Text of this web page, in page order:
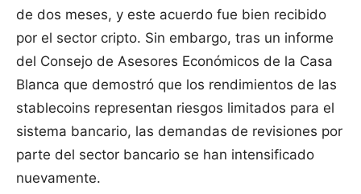
de dos meses, y este acuerdo fue bien recibido
por el sector cripto. Sin embargo, tras un informe
del Consejo de Asesores Económicos de la Casa
Blanca que demostró que los rendimientos de las
stablecoins representan riesgos limitados para el
sistema bancario, las demandas de revisiones por
parte del sector bancario se han intensificado
nuevamente.